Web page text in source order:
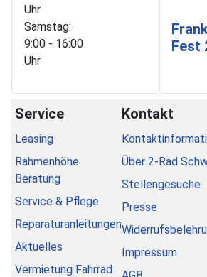
Uhr
Samstag:
9:00 - 16:00
Uhr
Fest
Service
Leasing
Rahmenhöhe
Beratung
Service & Pflege
Reparaturanleitungen
Aktuelles
Vermietung Fahrrad
Kontakt
Über 2-Rad
Stellengesuche
Presse
Impressum